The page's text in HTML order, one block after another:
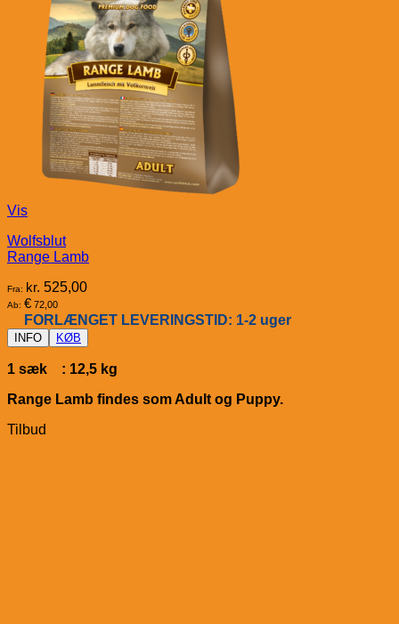
Vis
Wolfsblut
Range Lamb
Fra: kr. 525,00
Ab: € 72,00
FORLÆNGET LEVERINGSTID: 1-2 uger
INFO KØB
1 sæk : 12,5 kg
Range Lamb findes som Adult og Puppy.
Tilbud